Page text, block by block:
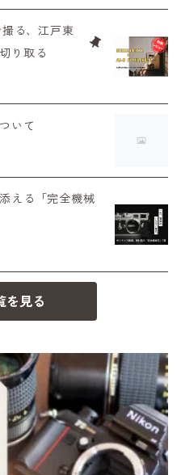
）
品！
る、江戸東
り取る
いて
える「完全機械
を見る